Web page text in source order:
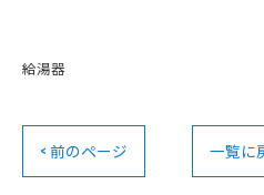
給湯器
< 前のページ 一覧に